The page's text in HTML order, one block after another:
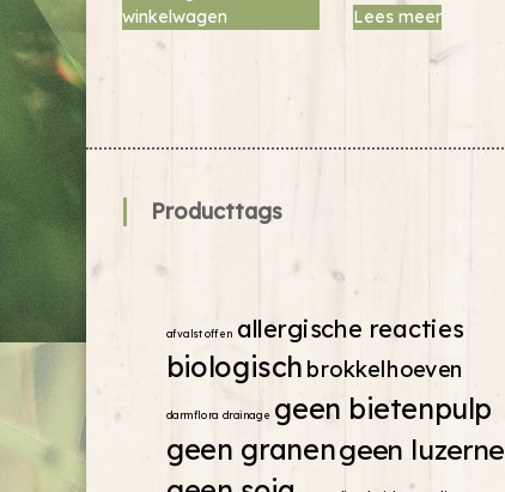
winkelwagen
Lees meer
Producttags
afvalstoffen allergische reacties
biologisch brokkelhoeven
darmflora drainage geen bietenpulp
geen granengeen luzerne